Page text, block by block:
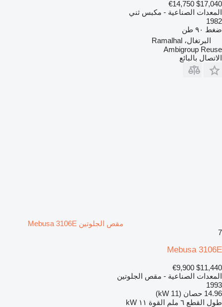
$17,040
€14,750
المعدات الصناعية - مكبس ثني
1982
ضغط ٩٠ طن
البرتغال، Ramalhal
Ambigroup Reuse
الاتصال بالبائع
مقص الجلوتين Mebusa 3106E
7
Mebusa 3106E
$11,440
€9,900
المعدات الصناعية - مقص الجلوتين
1993
14.96 حصان (11 kW)
طول القطع ٦ ملم القوة ١١ kW